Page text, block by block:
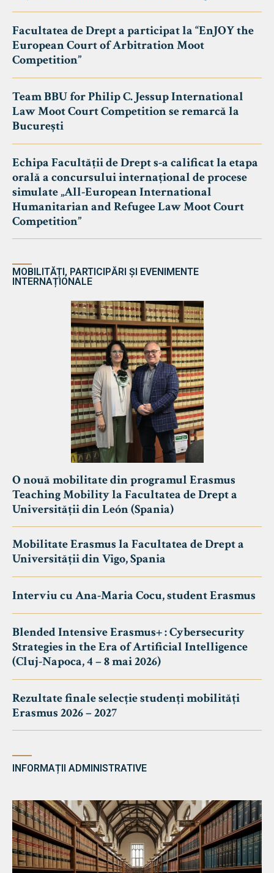
Facultatea de Drept a participat la “EnJOY the
European Court of Arbitration Moot
Competition”
Team BBU for Philip C. Jessup International
Law Moot Court Competition se remarcă la
București
Echipa Facultății de Drept s-a calificat la etapa
orală a concursului internațional de procese
simulate „All-European International
Humanitarian and Refugee Law Moot Court
Competition”
MOBILITĂȚI, PARTICIPĂRI ȘI EVENIMENTE
INTERNAȚIONALE
O nouă mobilitate din programul Erasmus
Teaching Mobility la Facultatea de Drept a
Universității din León (Spania)
Mobilitate Erasmus la Facultatea de Drept a
Universității din Vigo, Spania
Interviu cu Ana-Maria Cocu, student Erasmus
Blended Intensive Erasmus+ : Cybersecurity
Strategies in the Era of Artificial Intelligence
(Cluj-Napoca, 4 – 8 mai 2026)
Rezultate finale selecție studenți mobilități
Erasmus 2026 – 2027
INFORMAȚII ADMINISTRATIVE